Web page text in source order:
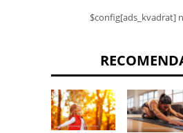
$config[ads_kvadrat]